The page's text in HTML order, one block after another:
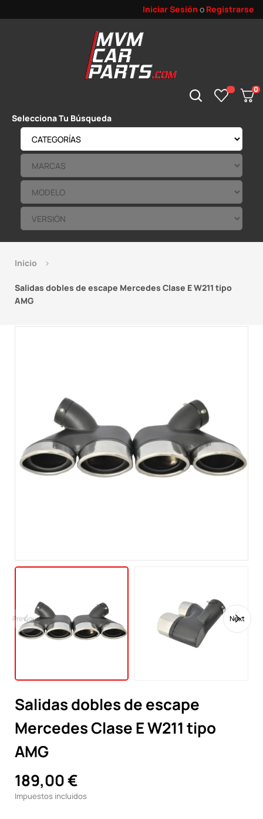
Iniciar Sesión o Registrarse
0
Selecciona Tu Búsqueda
Inicio
Salidas dobles de escape Mercedes Clase E W211 tipo
AMG
Previous Next
Salidas dobles de escape
Mercedes Clase E W211 tipo
AMG
189,00 €
Impuestos incluidos